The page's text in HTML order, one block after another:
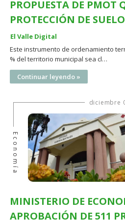
PROPUESTA DE PMOT
PROTECCIÓN DE
El Valle Digital
Este instrumento de ordenamiento
% del territorio municipal sea cl…
Continuar leyendo »
diciembre
Economía
MINISTERIO DE
APROBACIÓN DE 511